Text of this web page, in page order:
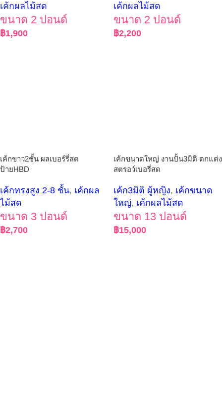
เค้กผลไม้สด
ขนาด 2 ปอนด์
฿1,900
เค้กผลไม้สด
ขนาด 2 ปอนด์
฿2,200
เค้กขาว2ชั้น ผลเบอร์รี่สด
ป้ายHBD
เค้กทรงสูง 2-8 ชั้น, เค้กผล
ไม้สด
ขนาด 3 ปอนด์
฿2,700
เค้กขนาดใหญ่ งานปั้น3มิติ ตกแต่ง
สตรอว์เบอรี่สด
เค้ก3มิติ ผู้หญิง, เค้กขนาด
ใหญ่, เค้กผลไม้สด
ขนาด 13 ปอนด์
฿15,000